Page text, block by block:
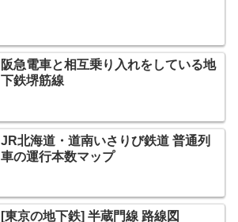
阪急電車と相互乗り入れをしている地
下鉄堺筋線
JR北海道・道南いさりび鉄道 普通列
車の運行本数マップ
[東京の地下鉄] 半蔵門線 路線図